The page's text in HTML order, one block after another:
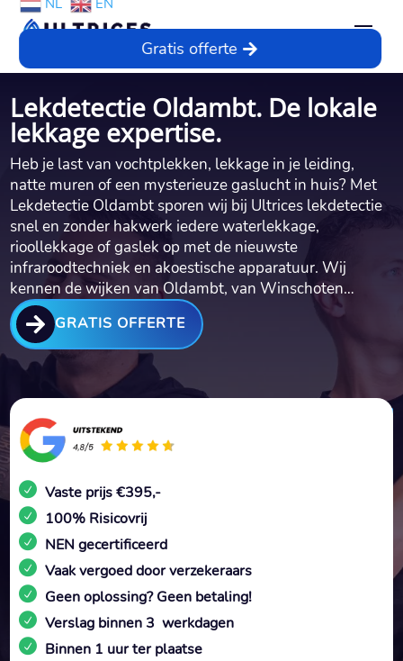
NL EN
Gratis offerte
Lekdetectie Oldambt. De lokale
lekkage expertise.
Heb je last van vochtplekken, lekkage in je leiding,
natte muren of een mysterieuze gaslucht in huis? Met
Lekdetectie Oldambt sporen wij bij Ultrices lekdetectie
snel en zonder hakwerk iedere waterlekkage,
rioollekkage of gaslek op met de nieuwste
infraroodtechniek en akoestische apparatuur. Wij
kennen de wijken van Oldambt, van Winschoten…
 GRATIS OFFERTE
Vaste prijs €395,-
100% Risicovrij
NEN gecertificeerd
Vaak vergoed door verzekeraars
Geen oplossing? Geen betaling!
Verslag binnen 3 werkdagen
Binnen 1 uur ter plaatse